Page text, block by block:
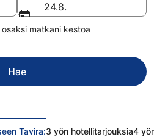
24.8.
matkani kestoa
Hae
Tavira:3 yön hotellitarjouksia4